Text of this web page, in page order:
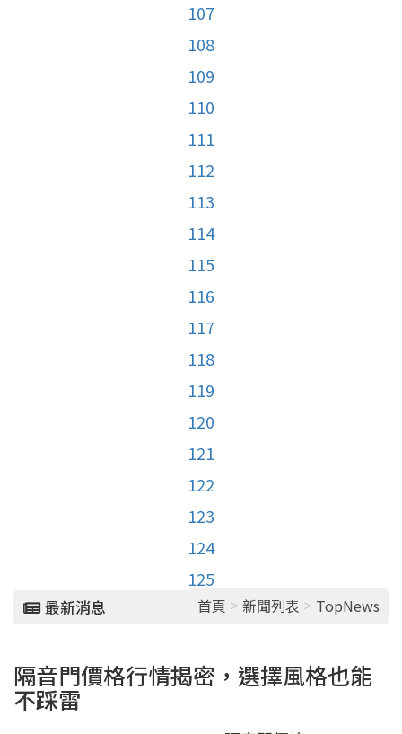
107
108
109
110
111
112
113
114
115
116
117
118
119
120
121
122
123
124
125
最新消息 首頁 > 新聞列表 > TopNews
隔音門價格行情揭密，選擇風格也能
不踩雷